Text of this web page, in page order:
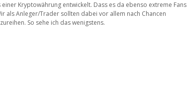
Kryptowährung entwickelt. Dass es da ebenso extreme Fans
als Anleger/Trader sollten dabei vor allem nach Chancen
So sehe ich das wenigstens.